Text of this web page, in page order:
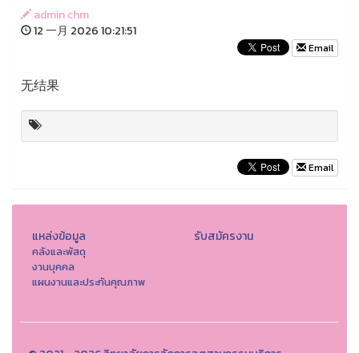
admin chm
12 一月 2026 10:21:51
Email
无结果
Email
แหล่งข้อมูล
คลังและพัสดุ
งานบุคคล
แผนงานและประกันคุณภาพ
รับสมัครงาน